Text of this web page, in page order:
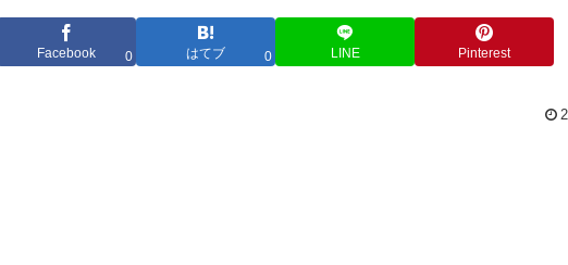
Facebook 0 はてブ 0 LINE Pinterest